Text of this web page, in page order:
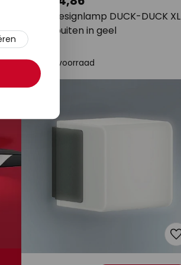
LED-designlamp DUCK-DUCK XL
voor buiten in geel
Op voorraad